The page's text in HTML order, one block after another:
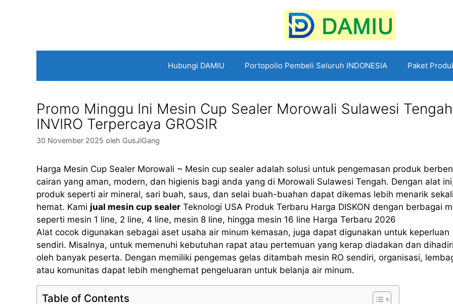
Hubungi DAMIU Portopolio Pembeli Seluruh INDONESIA Paket
Promo Minggu Ini Mesin Cup Sealer Morowali Sulawesi Tengah
INVIRO Terpercaya GROSIR
30 November 2025 oleh GusJiGang
Harga Mesin Cup Sealer Morowali ~ Mesin cup sealer adalah solusi untuk pengemasan produk
cairan yang aman, modern, dan higienis bagi anda yang di Morowali Sulawesi Tengah. Dengan alat
produk seperti air mineral, sari buah, saus, dan selai buah-buahan dapat dikemas lebih menarik
hemat. Kami jual mesin cup sealer Teknologi USA Produk Terbaru Harga DISKON dengan berbagai
seperti mesin 1 line, 2 line, 4 line, mesin 8 line, hingga mesin 16 line Harga Terbaru 2026
Alat cocok digunakan sebagai aset usaha air minum kemasan, juga dapat digunakan untuk keperluan
sendiri. Misalnya, untuk memenuhi kebutuhan rapat atau pertemuan yang kerap diadakan dan dihadiri
oleh banyak peserta. Dengan memiliki pengemas gelas ditambah mesin RO sendiri, organisasi,
atau komunitas dapat lebih menghemat pengeluaran untuk belanja air minum.
Table of Contents